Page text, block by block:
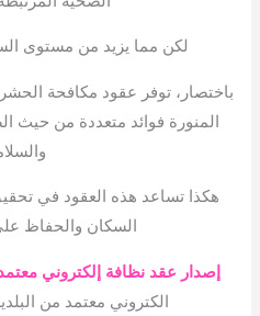
لكن مما يزيد من مستوى
باختصار، توفر عقود مكافحة
المنورة فوائد متعددة من حيث
هكذا تساعد هذه العقود في
السكان والحفاظ
إصدار عقد نظافة إلكتروني معتمد
الكتروني معتمد من